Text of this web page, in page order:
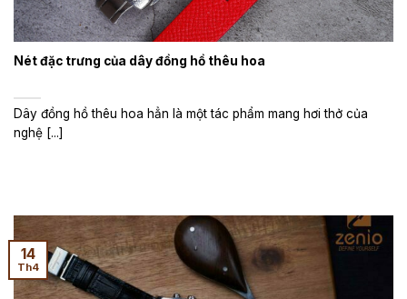
Nét đặc trưng của dây đồng hồ thêu hoa
Dây đồng hồ thêu hoa hẳn là một tác phẩm mang hơi thở của
nghệ [...]
14
Th4